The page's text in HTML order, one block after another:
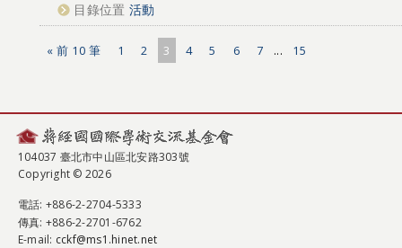
目錄位置 活動
« 前 10 筆 1 2 3 4 5 6 7 ... 15
104037 臺北市中山區北安路303號
Copyright © 2026
電話: +886-2-2704-5333
傳真: +886-2-2701-6762
E-mail: cckf@ms1.hinet.net